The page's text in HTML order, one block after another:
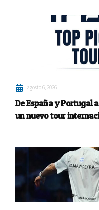
agosto 6, 2026
De España y Portugal
un nuevo tour